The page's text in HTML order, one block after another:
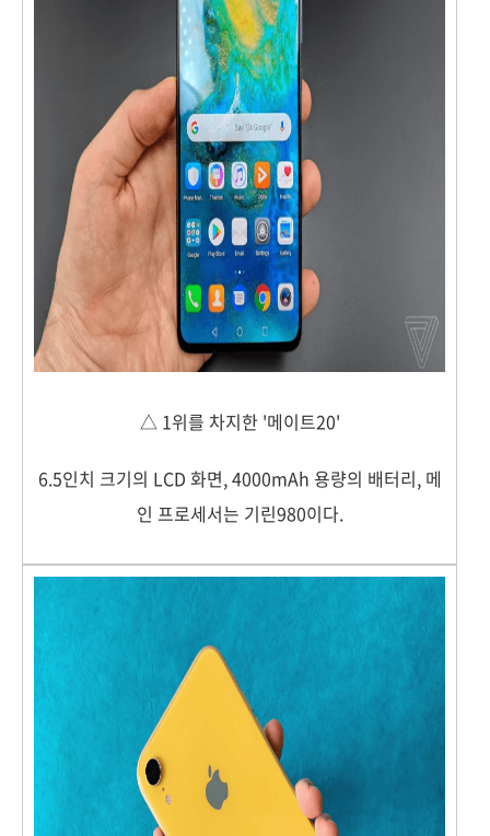
△ 1위를 차지한 '메이트20'
6.5인치 크기의 LCD 화면, 4000mAh 용량의 배터리, 메
인 프로세서는 기린980이다.